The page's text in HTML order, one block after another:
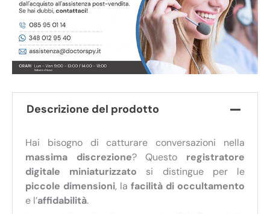
Descrizione del prodotto
Hai bisogno di catturare conversazioni nella
massima discrezione? Questo registratore
digitale miniaturizzato si distingue per le
piccole dimensioni, lafacilità di occultamento
e l’affidabilità.